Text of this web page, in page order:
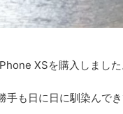
XSを購入しました
手も日に日に馴染んで